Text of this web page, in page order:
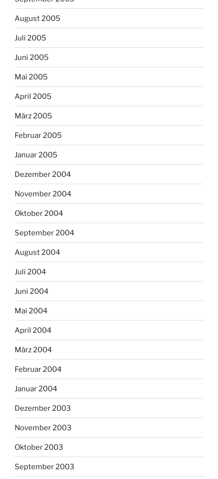
August 2005
Juli 2005
Juni 2005
Mai 2005
April 2005
März 2005
Februar 2005
Januar 2005
Dezember 2004
November 2004
Oktober 2004
September 2004
August 2004
Juli 2004
Juni 2004
Mai 2004
April 2004
März 2004
Februar 2004
Januar 2004
Dezember 2003
November 2003
Oktober 2003
September 2003